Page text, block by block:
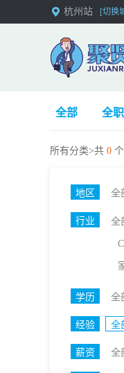
杭州站 [切换
全部 全职
所有分类>共 0
地区 全
行业 全
学历 全
经验 全
薪资 全